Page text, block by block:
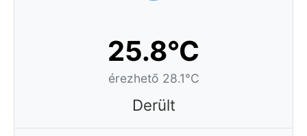
25.8°C
érezhető 28.1°C
Derült